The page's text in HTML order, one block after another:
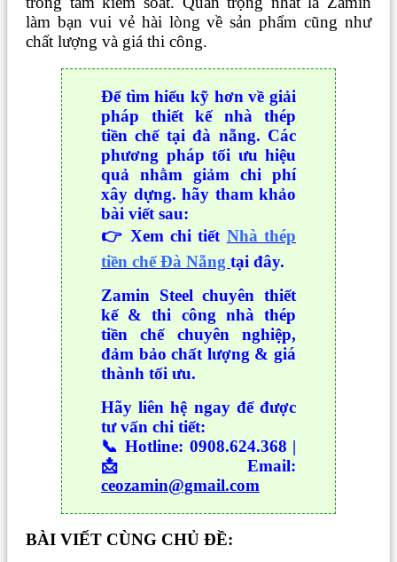
làm bạn vui vẻ hài lòng về sản phẩm cũng như
chất lượng và giá thi công.
Để tìm hiểu kỹ hơn về giải
pháp thiết kế nhà thép
tiền chế tại đà nẵng. Các
phương pháp tối ưu hiệu
quả nhằm giảm chi phí
xây dựng. hãy tham khảo
bài viết sau:
👉 Xem chi tiết Nhà thép
tiền chế Đà Nẵng tại đây.
Zamin Steel chuyên thiết
kế & thi công nhà thép
tiền chế chuyên nghiệp,
đảm bảo chất lượng & giá
thành tối ưu.
Hãy liên hệ ngay để được
tư vấn chi tiết:
📞 Hotline: 0908.624.368 |
📩 Email:
ceozamin@gmail.com
BÀI VIẾT CÙNG CHỦ ĐỀ: